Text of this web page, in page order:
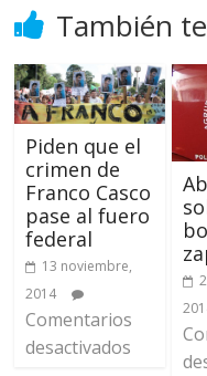
También
Piden que el
crimen de
Franco Casco
pase al fuero
federal
13 noviembre,
2014
Comentarios
desactivados